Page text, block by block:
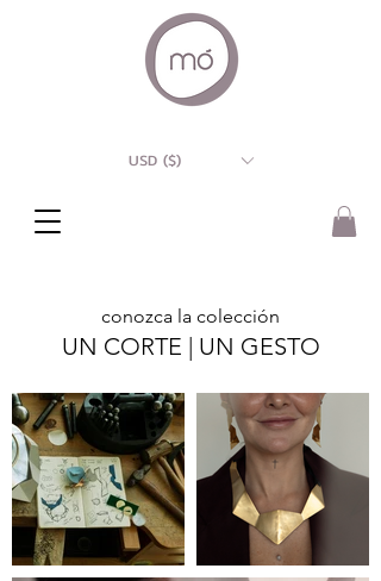
USD ($)
conozca la colección
UN CORTE | UN GESTO